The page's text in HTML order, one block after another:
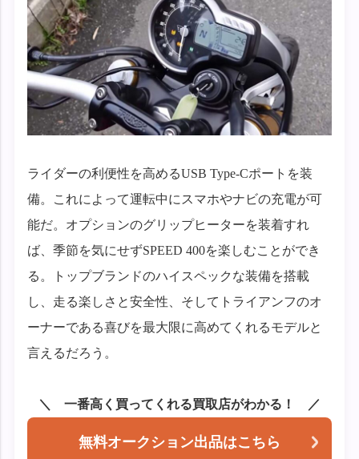
ライダーの利便性を高めるUSB Type-Cポートを装
備。これによって運転中にスマホやナビの充電が可
能だ。オプションのグリップヒーターを装着すれ
ば、季節を気にせずSPEED 400を楽しむことができ
る。トップブランドのハイスペックな装備を搭載
し、走る楽しさと安全性、そしてトライアンフのオ
ーナーである喜びを最大限に高めてくれるモデルと
言えるだろう。
一番高く買ってくれる買取店がわかる！
無料オークション出品はこちら